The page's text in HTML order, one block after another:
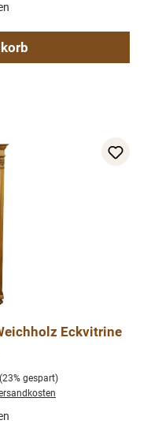
Eckvitrine
(23% gespart)